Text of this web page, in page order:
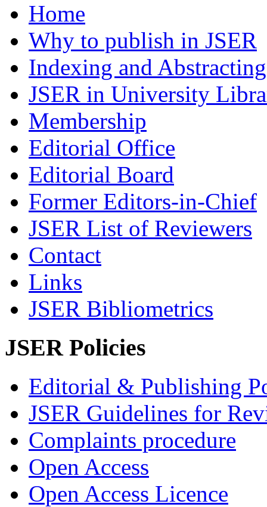
Home
Why to publish in JSER
Indexing and Abstracting
JSER in University
Membership
Editorial Office
Editorial Board
Former Editors-in-Chief
JSER List of Reviewers
Contact
Links
JSER Bibliometrics
JSER Policies
Editorial & Publishing
JSER Guidelines for
Complaints procedure
Open Access
Open Access Licence